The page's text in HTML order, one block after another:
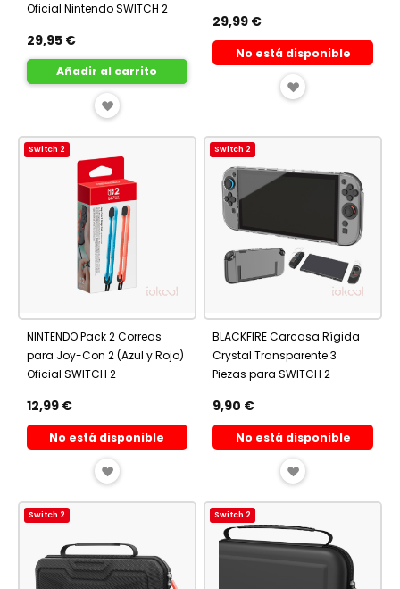
Oficial Nintendo SWITCH 2
29,95 €
Añadir al carrito
AÑADIR
FAVORITOS
29,99 €
No está disponible
AÑADIR
FAVORITOS
Switch 2
NINTENDO Pack 2 Correas
para Joy-Con 2 (Azul y Rojo)
Oficial SWITCH 2
12,99 €
No está disponible
Switch 2
BLACKFIRE Carcasa Rígida
Crystal Transparente 3
Piezas para SWITCH 2
9,90 €
No está disponible
Switch 2 Switch 2